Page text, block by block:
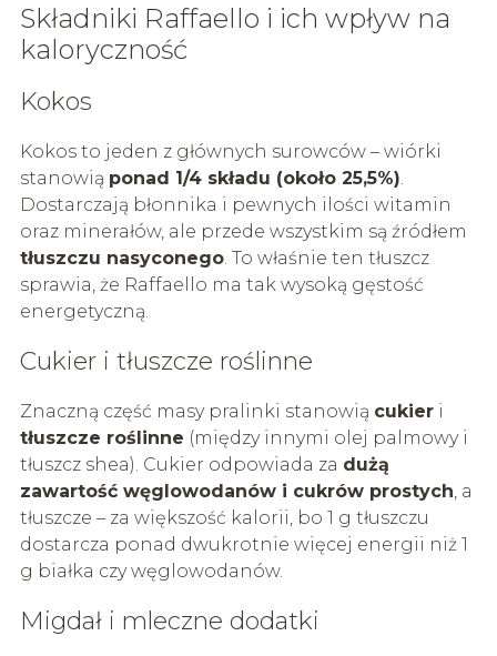
Składniki Raffaello i ich wpływ na
kaloryczność
Kokos
Kokos to jeden z głównych surowców – wiórki
stanowią ponad 1/4 składu (około 25,5%).
Dostarczają błonnika i pewnych ilości witamin
oraz minerałów, ale przede wszystkim są źródłem
tłuszczu nasyconego. To właśnie ten tłuszcz
sprawia, że Raffaello ma tak wysoką gęstość
energetyczną.
Cukier i tłuszcze roślinne
Znaczną część masy pralinki stanowią cukieri
tłuszcze roślinne (między innymi olej palmowy i
tłuszcz shea). Cukier odpowiada za dużą
zawartość węglowodanów i cukrów prostych, a
tłuszcze – za większość kalorii, bo 1 g tłuszczu
dostarcza ponad dwukrotnie więcej energii niż 1
g białka czy węglowodanów.
Migdał i mleczne dodatki